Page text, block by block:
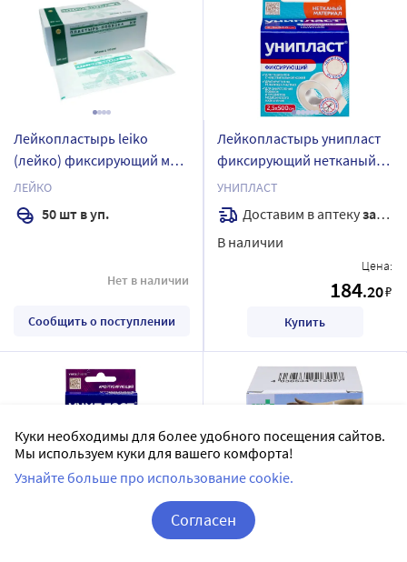
Лейкопластырь leiko
(лейко) фиксирующий мед
на нетканной основе
пластырь-повязка nw с
впитывающей прокладкой
ЛЕЙКО
50 шт в уп.
Нет в наличии
Сообщить о поступлении
Лейкопластырь унипласт
фиксирующий нетканый
2,5х500 см
УНИПЛАСТ
Доставим в аптекузавтра
В наличии
Цена:
184.20₽
Купить
Лейкопластырь унипласт
Лейкопластырь sfm-plaster
медицинский
Куки необходимы для более удобного посещения сайтов.
Мы используем куки для вашего комфорта!
Узнайте больше про использование cookie.
Согласен